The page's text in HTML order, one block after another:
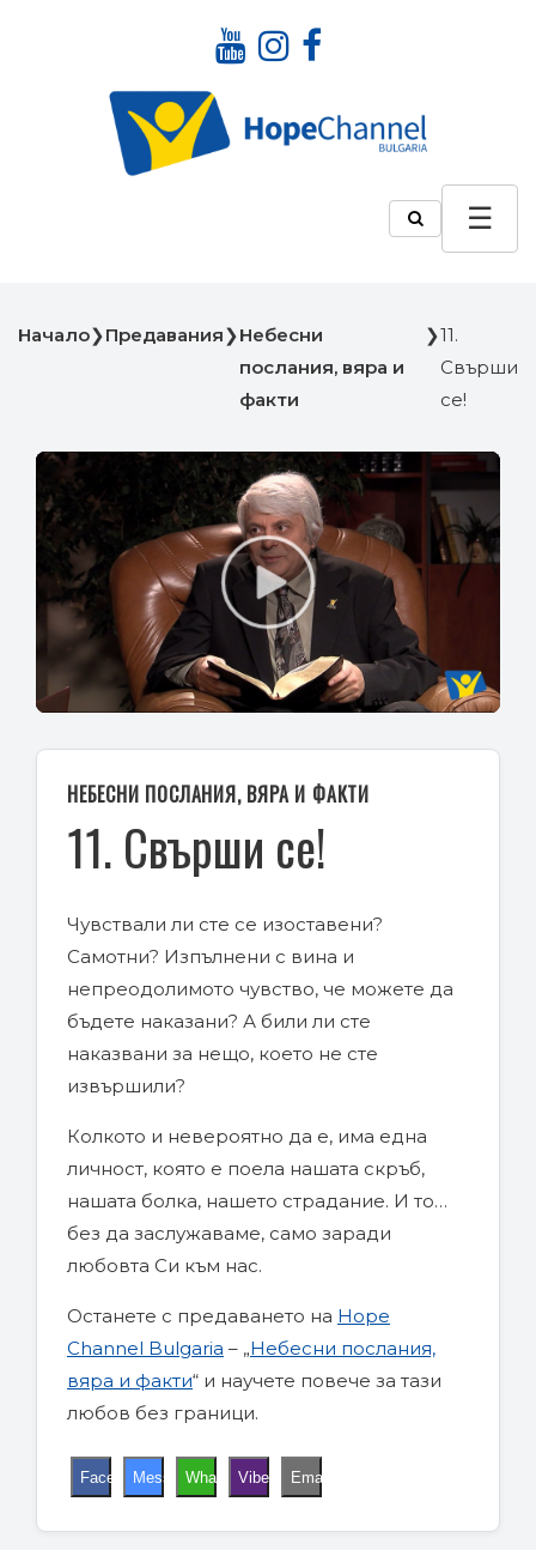
Начало❯Предавания❯Небесни
послания, вяра и
факти
❯11.
Свърши
се!
Play
Video
НЕБЕСНИ ПОСЛАНИЯ, ВЯРА И ФАКТИ
11. Свърши се!
Чувствали ли сте се изоставени?
Самотни? Изпълнени с вина и
непреодолимото чувство, че можете да
бъдете наказани? А били ли сте
наказвани за нещо, което не сте
извършили?
Колкото и невероятно да е, има една
личност, която е поела нашата скръб,
нашата болка, нашето страдание. И то…
без да заслужаваме, само заради
любовта Си към нас.
Останете с предаването на Hope
Channel Bulgaria – „Небесни послания,
вяра и факти“ и научете повече за тази
любов без граници.
FacebookMessengerWhatsApp
Viber Email